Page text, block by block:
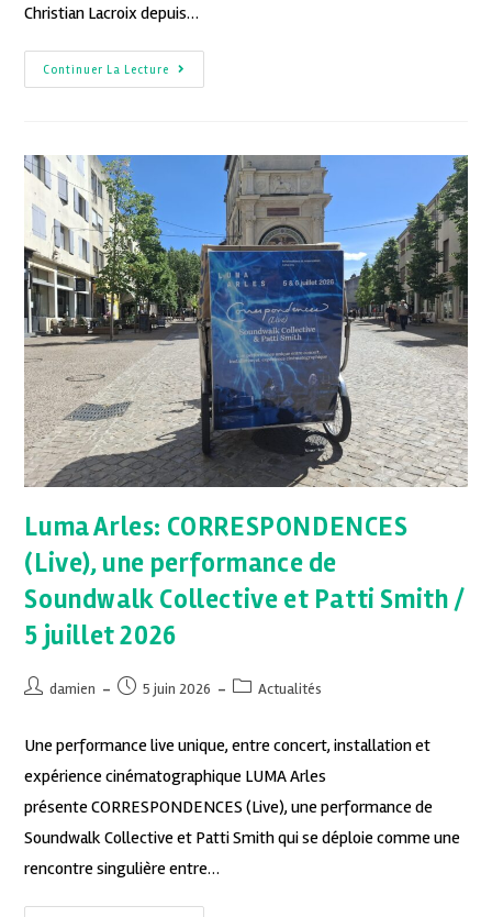
Christian Lacroix depuis…
Continuer La Lecture
Luma Arles: CORRESPONDENCES
(Live), une performance de
Soundwalk Collective et Patti Smith /
5 juillet 2026
damien 5 juin 2026 Actualités
Une performance live unique, entre concert, installation et
expérience cinématographique LUMA Arles
présente CORRESPONDENCES (Live), une performance de
Soundwalk Collective et Patti Smith qui se déploie comme une
rencontre singulière entre…